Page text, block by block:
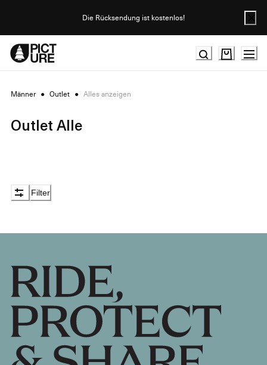
Die Rücksendung ist kostenlos!
Männer ● Outlet ● Alles anzeigen
Outlet Alle
Filter